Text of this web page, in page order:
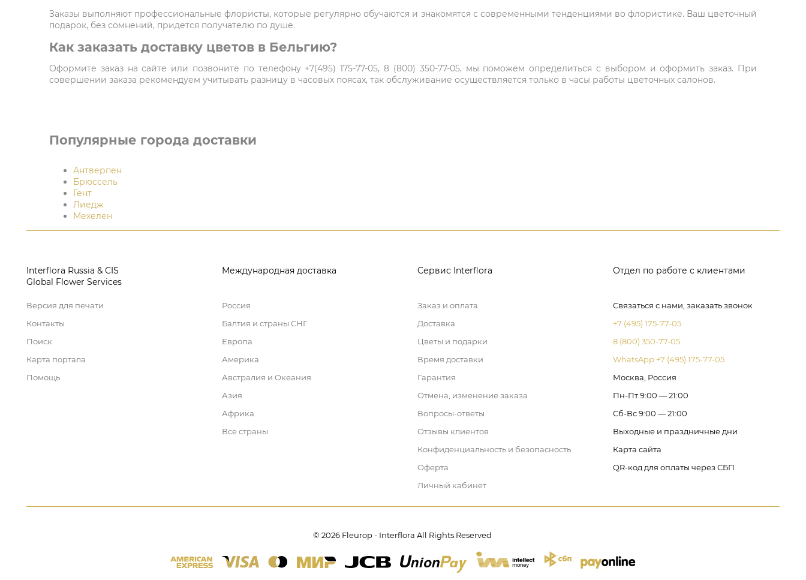
Заказы выполняют профессиональные флористы, которые регулярно обучаются и знакомятся с современными тенденциями во флористике. Ваш цветочный
подарок, без сомнений, придется получателю по душе.
Как заказать доставку цветов в Бельгию?
Оформите заказ на сайте или позвоните по телефону +7(495) 175-77-05, 8 (800) 350-77-05, мы поможем определиться с выбором и оформить заказ. При
совершении заказа рекомендуем учитывать разницу в часовых поясах, так обслуживание осуществляется только в часы работы цветочных салонов.
Популярные города доставки
Антверпен
Брюссель
Гент
Лиедж
Мехелен
Interflora Russia & CIS
Global Flower Services
Версия для печати
Контакты
Поиск
Карта портала
Помощь
Международная доставка
Россия
Балтия и страны СНГ
Европа
Америка
Австралия и Океания
Азия
Африка
Все страны
Сервис Interflora
Заказ и оплата
Доставка
Цветы и подарки
Время доставки
Гарантия
Отмена, изменение заказа
Вопросы-ответы
Отзывы клиентов
Конфиденциальность и безопасность
Оферта
Личный кабинет
Отдел по работе с клиентами
Связаться с нами, заказать звонок
+7 (495) 175-77-05
8 (800) 350-77-05
WhatsApp +7 (495) 175-77-05
Москва, Россия
Пн-Пт 9:00 — 21:00
Сб-Вс 9:00 — 21:00
Выходные и праздничные дни
Карта сайта
QR-код для оплаты через СБП
© 2026 Fleurop - Interflora All Rights Reserved